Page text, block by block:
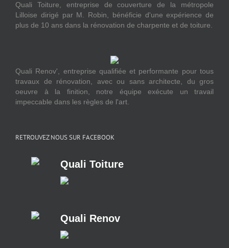
Quali Toiture, entreprise de couverture de la métropole
Lilloise dirigé par M. Robin, bénéficie d'une expérience de
plus de 10 ans dans la rénovation de charpente et de toiture.
Quali Renov', entreprise qualifiée et performante pour tous
travaux de rénovation, avec ou sans architecte, du gros
oeuvre à la finition, notre équipe exécute un travail
impeccable dans les règles de l'art.
RETROUVEZ NOUS SUR FACEBOOK
Quali Toiture
Quali Renov